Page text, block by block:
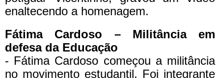
enaltecendo a homenagem.
Fátima Cardoso – Militância em
defesa da Educação
- Fátima Cardoso começou a militância
no movimento estudantil. Foi integrante